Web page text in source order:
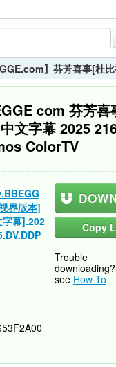
】芬芳喜事[
com 芬芳喜
文字幕 2025
ColorTV
界版本]
字幕].202
Copy
Trouble
downloading?
see How To